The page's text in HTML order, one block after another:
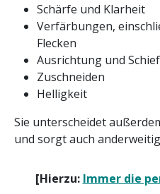
Schärfe und Klarheit
Verfärbungen,
Flecken
Ausrichtung und
Zuschneiden
Helligkeit
Sie unterscheidet
und sorgt auch
[Hierzu: Immer die